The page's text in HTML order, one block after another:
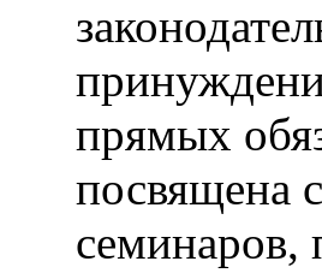
прямых
посвящена
семинаров,